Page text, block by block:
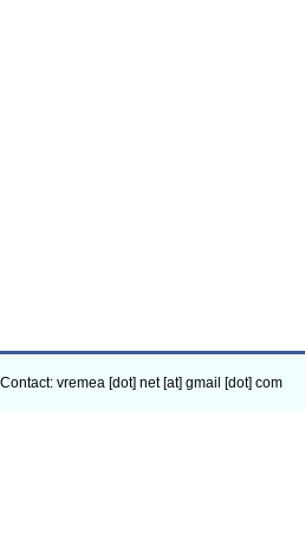
Contact: vremea [dot] net [at] gmail [dot] com